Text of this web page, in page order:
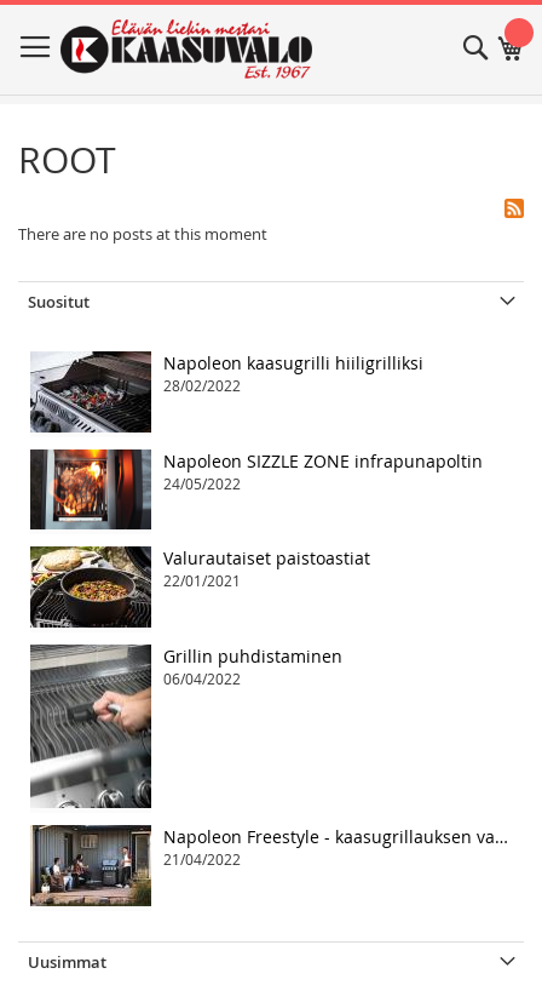
to
Content
Haku
ROOT
There are no posts at this moment
Suositut
Napoleon kaasugrilli hiiligrilliksi
28/02/2022
Napoleon SIZZLE ZONE infrapunapoltin
24/05/2022
Valurautaiset paistoastiat
22/01/2021
Grillin puhdistaminen
06/04/2022
Napoleon Freestyle - kaasugrillauksen vapaa tyyli
21/04/2022
Uusimmat